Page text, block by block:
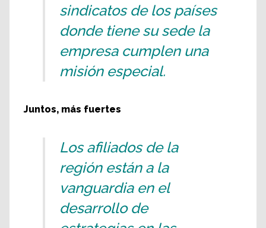
sindicatos de los países
donde tiene su sede la
empresa cumplen una
misión especial.
Juntos, más fuertes
Los afiliados de la
región están a la
vanguardia en el
desarrollo de